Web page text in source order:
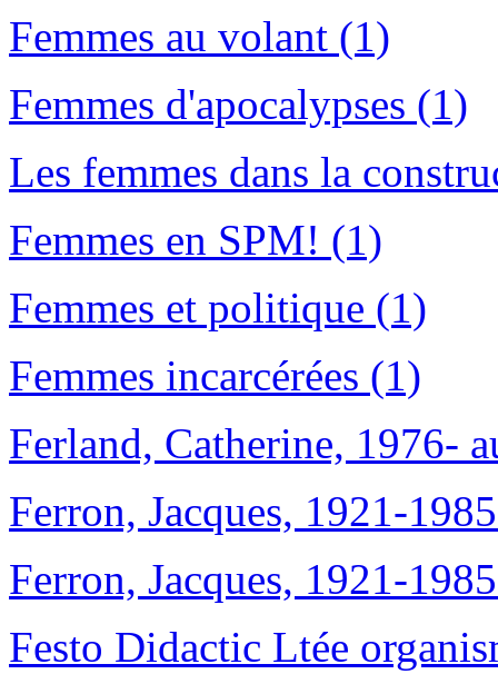
Femmes au volant (1)
Femmes d'apocalypses (1)
Les femmes dans la
Femmes en SPM! (1)
Femmes et politique (1)
Femmes incarcérées (1)
Ferland, Catherine, 1976-
Ferron, Jacques, 1921-
Ferron, Jacques, 1921-
Festo Didactic Ltée